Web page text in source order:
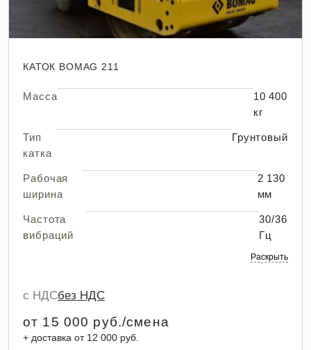
КАТОК BOMAG 211
Масса
10 400
кг
Тип
катка
Грунтовый
Рабочая
ширина
2 130
мм
Частота
вибраций
30/36
Гц
Раскрыть
с НДСбез НДС
от 15 000 руб./смена
+ доставка от 12 000 руб.